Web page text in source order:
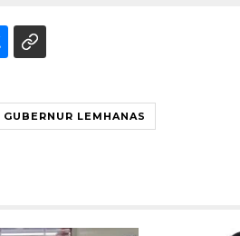
GUBERNUR LEMHANAS